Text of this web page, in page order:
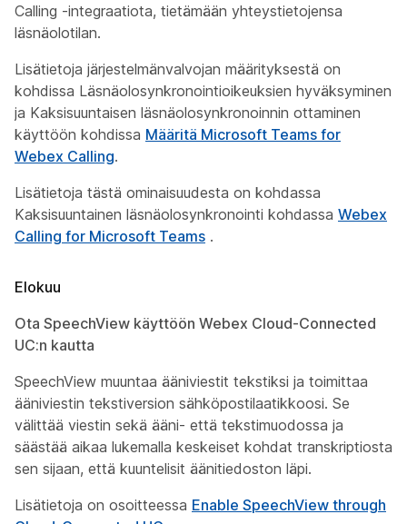
Calling -integraatiota, tietämään yhteystietojensa
läsnäolotilan.
Lisätietoja järjestelmänvalvojan määrityksestä on
kohdissa Läsnäolosynkronointioikeuksien hyväksyminen
ja Kaksisuuntaisen läsnäolosynkronoinnin ottaminen
käyttöön kohdissa Määritä Microsoft Teams for
Webex Calling.
Lisätietoja tästä ominaisuudesta on kohdassa
Kaksisuuntainen läsnäolosynkronointi kohdassa Webex
Calling for Microsoft Teams .
Elokuu
Ota SpeechView käyttöön Webex Cloud-Connected
UC:n kautta
SpeechView muuntaa ääniviestit tekstiksi ja toimittaa
ääniviestin tekstiversion sähköpostilaatikkoosi. Se
välittää viestin sekä ääni- että tekstimuodossa ja
säästää aikaa lukemalla keskeiset kohdat transkriptiosta
sen sijaan, että kuuntelisit äänitiedoston läpi.
Lisätietoja on osoitteessa Enable SpeechView through